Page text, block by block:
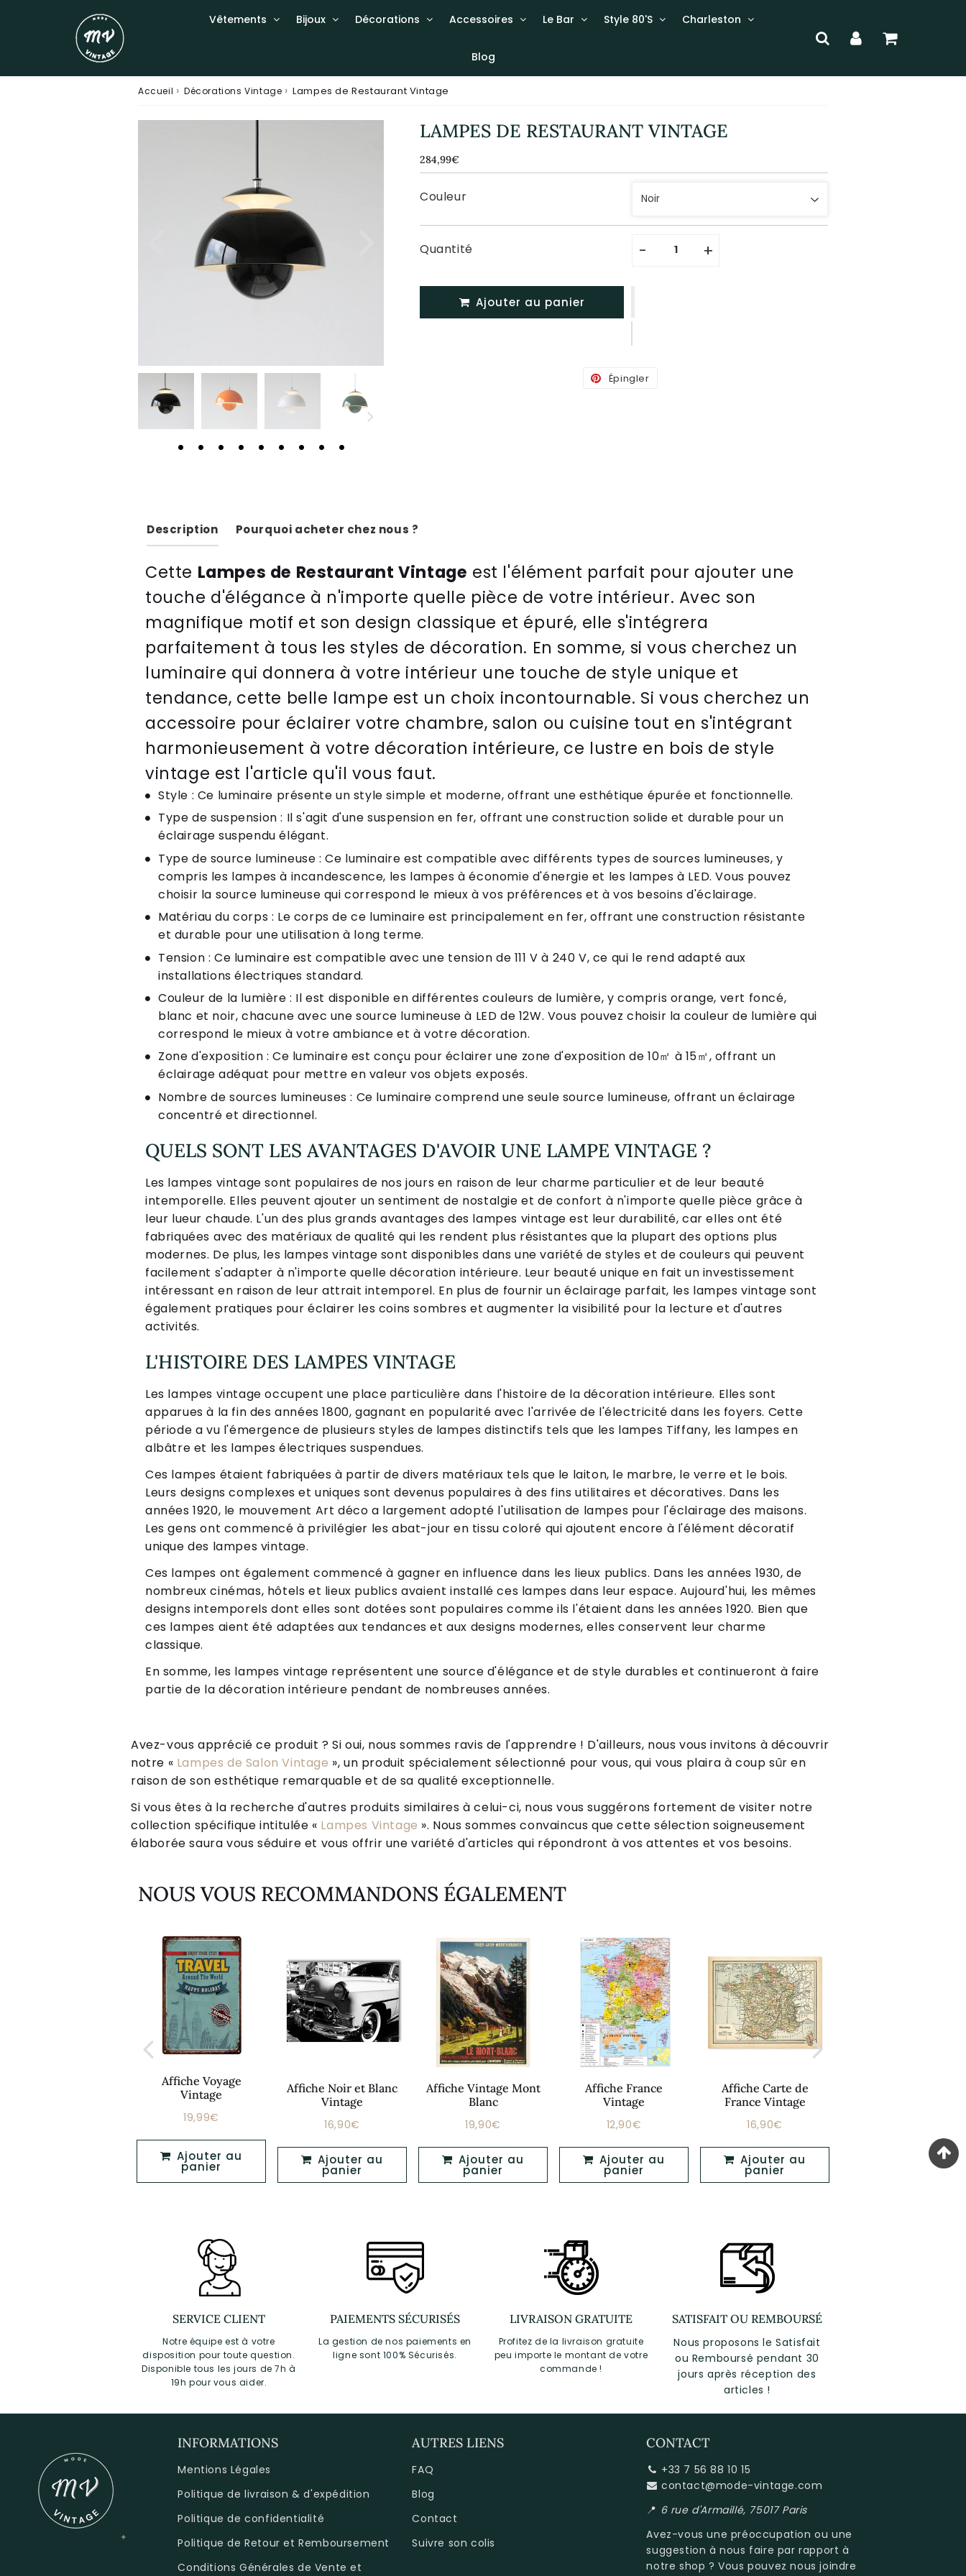
Vêtements Bijoux Décorations Accessoires Le Bar Style 80'S Charleston
Blog
Accueil › Décorations Vintage › Lampes de Restaurant Vintage
LAMPES DE RESTAURANT VINTAGE
284,99€
Couleur
Quantité - +
Ajouter au panier
Épingler
Description Pourquoi acheter chez nous ?
Cette Lampes de Restaurant Vintage est l'élément parfait pour ajouter une
touche d'élégance à n'importe quelle pièce de votre intérieur. Avec son
magnifique motif et son design classique et épuré, elle s'intégrera
parfaitement à tous les styles de décoration. En somme, si vous cherchez un
luminaire qui donnera à votre intérieur une touche de style unique et
tendance, cette belle lampe est un choix incontournable. Si vous cherchez un
accessoire pour éclairer votre chambre, salon ou cuisine tout en s'intégrant
harmonieusement à votre décoration intérieure, ce lustre en bois de style
vintage est l'article qu'il vous faut.
Style : Ce luminaire présente un style simple et moderne, offrant une esthétique épurée et fonctionnelle.
Type de suspension : Il s'agit d'une suspension en fer, offrant une construction solide et durable pour un
éclairage suspendu élégant.
Type de source lumineuse : Ce luminaire est compatible avec différents types de sources lumineuses, y
compris les lampes à incandescence, les lampes à économie d'énergie et les lampes à LED. Vous pouvez
choisir la source lumineuse qui correspond le mieux à vos préférences et à vos besoins d'éclairage.
Matériau du corps : Le corps de ce luminaire est principalement en fer, offrant une construction résistante
et durable pour une utilisation à long terme.
Tension : Ce luminaire est compatible avec une tension de 111 V à 240 V, ce qui le rend adapté aux
installations électriques standard.
Couleur de la lumière : Il est disponible en différentes couleurs de lumière, y compris orange, vert foncé,
blanc et noir, chacune avec une source lumineuse à LED de 12W. Vous pouvez choisir la couleur de lumière qui
correspond le mieux à votre ambiance et à votre décoration.
Zone d'exposition : Ce luminaire est conçu pour éclairer une zone d'exposition de 10㎡ à 15㎡, offrant un
éclairage adéquat pour mettre en valeur vos objets exposés.
Nombre de sources lumineuses : Ce luminaire comprend une seule source lumineuse, offrant un éclairage
concentré et directionnel.
QUELS SONT LES AVANTAGES D'AVOIR UNE LAMPE VINTAGE ?
Les lampes vintage sont populaires de nos jours en raison de leur charme particulier et de leur beauté
intemporelle. Elles peuvent ajouter un sentiment de nostalgie et de confort à n'importe quelle pièce grâce à
leur lueur chaude. L'un des plus grands avantages des lampes vintage est leur durabilité, car elles ont été
fabriquées avec des matériaux de qualité qui les rendent plus résistantes que la plupart des options plus
modernes. De plus, les lampes vintage sont disponibles dans une variété de styles et de couleurs qui peuvent
facilement s'adapter à n'importe quelle décoration intérieure. Leur beauté unique en fait un investissement
intéressant en raison de leur attrait intemporel. En plus de fournir un éclairage parfait, les lampes vintage sont
également pratiques pour éclairer les coins sombres et augmenter la visibilité pour la lecture et d'autres
activités.
L'HISTOIRE DES LAMPES VINTAGE
Les lampes vintage occupent une place particulière dans l'histoire de la décoration intérieure. Elles sont
apparues à la fin des années 1800, gagnant en popularité avec l'arrivée de l'électricité dans les foyers. Cette
période a vu l'émergence de plusieurs styles de lampes distinctifs tels que les lampes Tiffany, les lampes en
albâtre et les lampes électriques suspendues.
Ces lampes étaient fabriquées à partir de divers matériaux tels que le laiton, le marbre, le verre et le bois.
Leurs designs complexes et uniques sont devenus populaires à des fins utilitaires et décoratives. Dans les
années 1920, le mouvement Art déco a largement adopté l'utilisation de lampes pour l'éclairage des maisons.
Les gens ont commencé à privilégier les abat-jour en tissu coloré qui ajoutent encore à l'élément décoratif
unique des lampes vintage.
Ces lampes ont également commencé à gagner en influence dans les lieux publics. Dans les années 1930, de
nombreux cinémas, hôtels et lieux publics avaient installé ces lampes dans leur espace. Aujourd'hui, les mêmes
designs intemporels dont elles sont dotées sont populaires comme ils l'étaient dans les années 1920. Bien que
ces lampes aient été adaptées aux tendances et aux designs modernes, elles conservent leur charme
classique.
En somme, les lampes vintage représentent une source d'élégance et de style durables et continueront à faire
partie de la décoration intérieure pendant de nombreuses années.
Avez-vous apprécié ce produit ? Si oui, nous sommes ravis de l'apprendre ! D'ailleurs, nous vous invitons à découvrir
notre « Lampes de Salon Vintage », un produit spécialement sélectionné pour vous, qui vous plaira à coup sûr en
raison de son esthétique remarquable et de sa qualité exceptionnelle.
Si vous êtes à la recherche d'autres produits similaires à celui-ci, nous vous suggérons fortement de visiter notre
collection spécifique intitulée « Lampes Vintage ». Nous sommes convaincus que cette sélection soigneusement
élaborée saura vous séduire et vous offrir une variété d'articles qui répondront à vos attentes et vos besoins.
NOUS VOUS RECOMMANDONS ÉGALEMENT
Affiche Voyage
Vintage
Prix
19,99€
Ajouter au
panier
Affiche Noir et Blanc
Vintage
Prix
16,90€
panier
Affiche Vintage Mont
Blanc
Prix
19,90€
panier
Affiche France
Vintage
Prix
12,90€
panier
Affiche Carte de
France Vintage
Prix
16,90€
panier
régulier
SERVICE CLIENT
Notre équipe est à votre
disposition pour toute question.
Disponible tous les jours de 7h à
19h pour vous aider.
PAIEMENTS SÉCURISÉS
La gestion de nos paiements en
ligne sont 100% Sécurisés.
LIVRAISON GRATUITE
Profitez de la livraison gratuite
peu importe le montant de votre
commande !
SATISFAIT OU REMBOURSÉ
Nous proposons le Satisfait
ou Remboursé pendant 30
jours après réception des
articles !
INFORMATIONS
Mentions Légales
Politique de livraison & d'expédition
Politique de confidentialité
Politique de Retour et Remboursement
Conditions Générales de Vente et
AUTRES LIENS
FAQ
Blog
Contact
Suivre son colis
CONTACT
+33 7 56 88 10 15
contact@mode-vintage.com
📍 6 rue d'Armaillé, 75017 Paris
Avez-vous une préoccupation ou une
suggestion à nous faire par rapport à
notre shop ? Vous pouvez nous joindre